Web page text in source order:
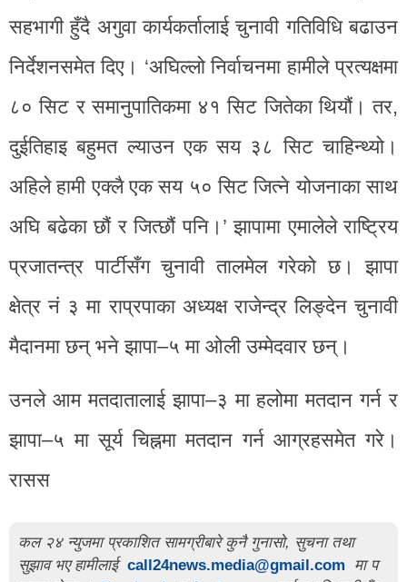
सहभागी हुँदै अगुवा कार्यकर्तालाई चुनावी गतिविधि बढाउन
निर्देशनसमेत दिए। ‘अघिल्लो निर्वाचनमा हामीले प्रत्यक्षमा
८० सिट र समानुपातिकमा ४१ सिट जितेका थियौं। तर,
दुईतिहाइ बहुमत ल्याउन एक सय ३८ सिट चाहिन्थ्यो।
अहिले हामी एक्लै एक सय ५० सिट जित्ने योजनाका साथ
अघि बढेका छौं र जित्छौं पनि।’ झापामा एमालेले राष्ट्रिय
प्रजातन्त्र पार्टीसँग चुनावी तालमेल गरेको छ। झापा
क्षेत्र नं ३ मा राप्रपाका अध्यक्ष राजेन्द्र लिङ्देन चुनावी
मैदानमा छन् भने झापा–५ मा ओली उम्मेदवार छन्।
उनले आम मतदातालाई झापा–३ मा हलोमा मतदान गर्न र
झापा–५ मा सूर्य चिह्नमा मतदान गर्न आग्रहसमेत गरे।
रासस
कल २४ न्युजमा प्रकाशित सामग्रीबारे कुनै गुनासो, सुचना तथा
सुझाव भए हामीलाई call24news.media@gmail.com
मा प